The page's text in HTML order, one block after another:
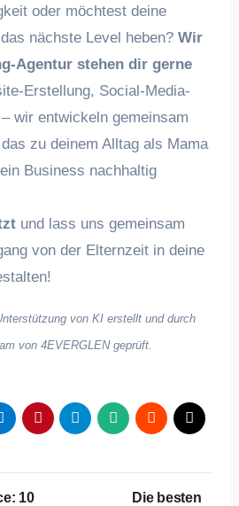
oder möchtest deine
nächste Level heben? Wir
Agentur stehen dir gerne
Erstellung, Social-Media-
wir entwickeln gemeinsam
zu deinem Alltag als Mama
Business nachhaltig
und lass uns gemeinsam
von der Elternzeit in deine
von KI erstellt und durch
von 4EVERGLEN geprüft.
10
Die besten